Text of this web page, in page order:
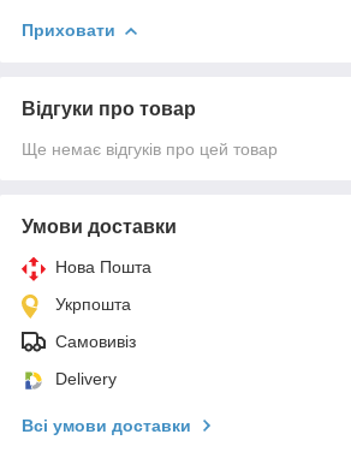
Приховати
Відгуки про товар
Ще немає відгуків про цей товар
Умови доставки
Нова Пошта
Укрпошта
Самовивіз
Delivery
Всі умови доставки